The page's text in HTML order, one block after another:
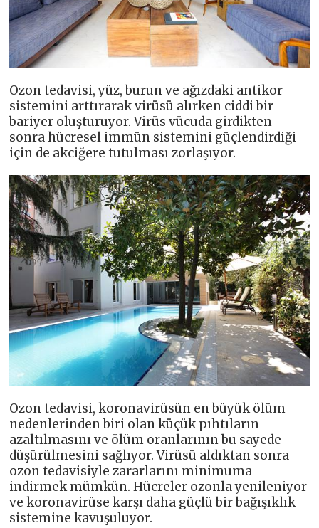
Ozon tedavisi, yüz, burun ve ağızdaki antikor
sistemini arttırarak virüsü alırken ciddi bir
bariyer oluşturuyor. Virüs vücuda girdikten
sonra hücresel immün sistemini güçlendirdiği
için de akciğere tutulması zorlaşıyor.
Ozon tedavisi, koronavirüsün en büyük ölüm
nedenlerinden biri olan küçük pıhtıların
azaltılmasını ve ölüm oranlarının bu sayede
düşürülmesini sağlıyor. Virüsü aldıktan sonra
ozon tedavisiyle zararlarını minimuma
indirmek mümkün. Hücreler ozonla yenileniyor
ve koronavirüse karşı daha güçlü bir bağışıklık
sistemine kavuşuluyor.